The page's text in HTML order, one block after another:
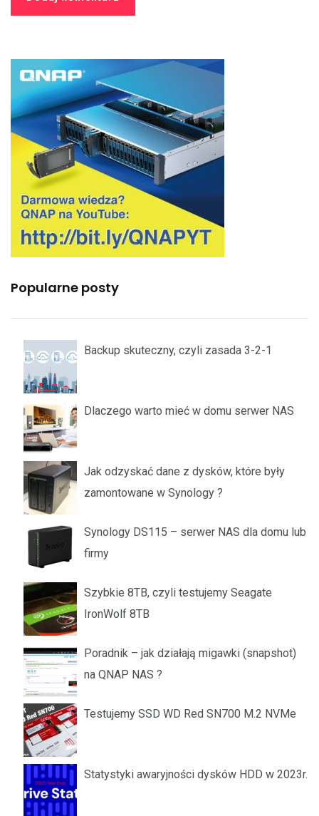
Popularne posty
Backup skuteczny, czyli zasada 3-2-1
Dlaczego warto mieć w domu serwer NAS
Jak odzyskać dane z dysków, które były
zamontowane w Synology ?
Synology DS115 – serwer NAS dla domu lub
firmy
Szybkie 8TB, czyli testujemy Seagate
IronWolf 8TB
Poradnik – jak działają migawki (snapshot)
na QNAP NAS ?
Testujemy SSD WD Red SN700 M.2 NVMe
Statystyki awaryjności dysków HDD w 2023r.